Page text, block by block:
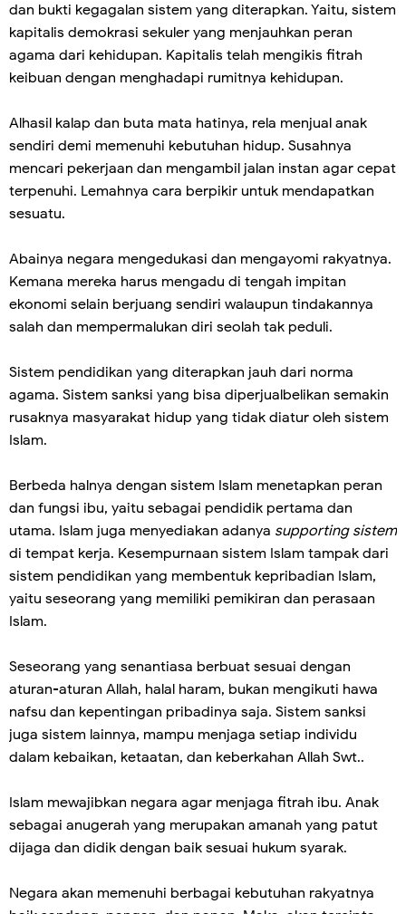
dan bukti kegagalan sistem yang diterapkan. Yaitu, sistem
kapitalis demokrasi sekuler yang menjauhkan peran
agama dari kehidupan. Kapitalis telah mengikis fitrah
keibuan dengan menghadapi rumitnya kehidupan.
Alhasil kalap dan buta mata hatinya, rela menjual anak
sendiri demi memenuhi kebutuhan hidup. Susahnya
mencari pekerjaan dan mengambil jalan instan agar cepat
terpenuhi. Lemahnya cara berpikir untuk mendapatkan
sesuatu.
Abainya negara mengedukasi dan mengayomi rakyatnya.
Kemana mereka harus mengadu di tengah impitan
ekonomi selain berjuang sendiri walaupun tindakannya
salah dan mempermalukan diri seolah tak peduli.
Sistem pendidikan yang diterapkan jauh dari norma
agama. Sistem sanksi yang bisa diperjualbelikan semakin
rusaknya masyarakat hidup yang tidak diatur oleh sistem
Islam.
Berbeda halnya dengan sistem Islam menetapkan peran
dan fungsi ibu, yaitu sebagai pendidik pertama dan
utama. Islam juga menyediakan adanya supporting sistem
di tempat kerja. Kesempurnaan sistem Islam tampak dari
sistem pendidikan yang membentuk kepribadian Islam,
yaitu seseorang yang memiliki pemikiran dan perasaan
Islam.
Seseorang yang senantiasa berbuat sesuai dengan
aturan-aturan Allah, halal haram, bukan mengikuti hawa
nafsu dan kepentingan pribadinya saja. Sistem sanksi
juga sistem lainnya, mampu menjaga setiap individu
dalam kebaikan, ketaatan, dan keberkahan Allah Swt..
Islam mewajibkan negara agar menjaga fitrah ibu. Anak
sebagai anugerah yang merupakan amanah yang patut
dijaga dan didik dengan baik sesuai hukum syarak.
Negara akan memenuhi berbagai kebutuhan rakyatnya